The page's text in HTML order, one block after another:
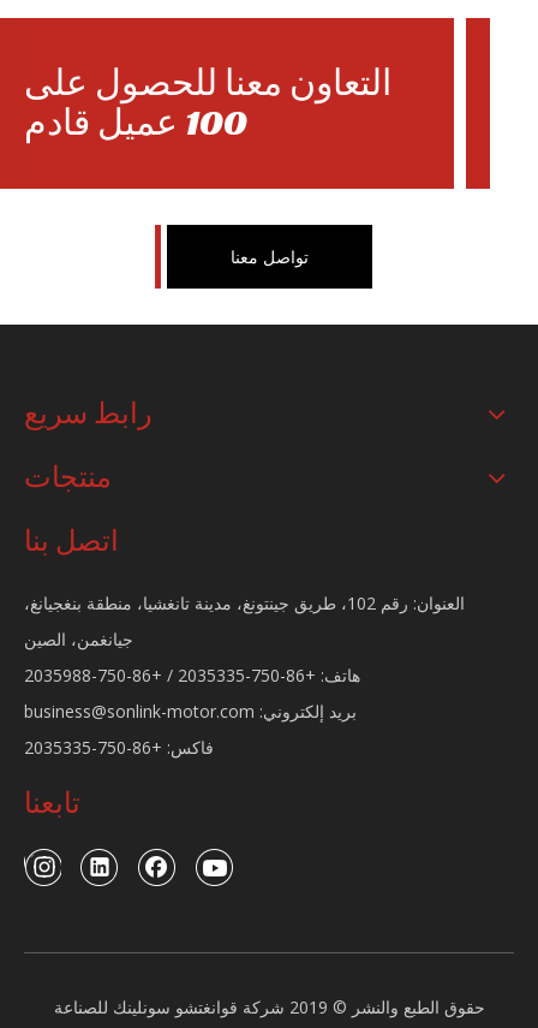
دراجة نارية Sonlink مطورة تعمل بالبنزين CB 110cc
التعاون معنا للحصول على
100 عميل قادم
تواصل معنا
رابط سريع
منتجات
اتصل بنا
العنوان: رقم 102، طريق جينتونغ، مدينة تانغشيا، منطقة بنغجيانغ،
جيانغمن، الصين
هاتف: +86-750-2035335 / +86-750-2035988
بريد إلكتروني: business@sonlink-motor.com
فاكس: +86-750-2035335
تابعنا
حقوق الطبع والنشر © 2019 شركة قوانغتشو سونلينك للصناعة